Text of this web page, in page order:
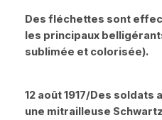
Des fléchettes sont
les principaux
sublimée et colorisée).
12 août 1917/Des
une mitrailleuse